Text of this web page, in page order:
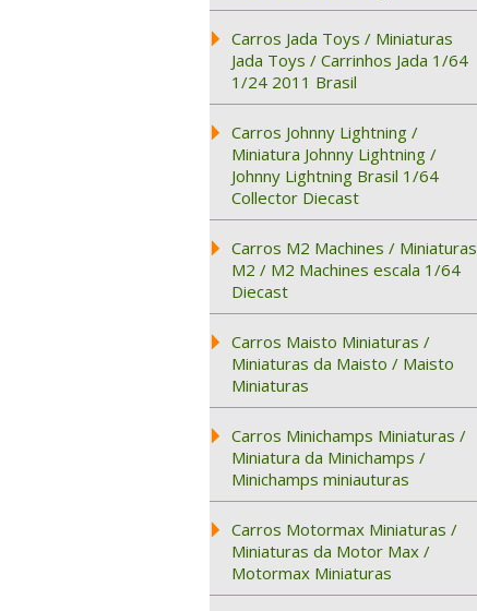
Carros Jada Toys / Miniaturas
Jada Toys / Carrinhos Jada 1/64
1/24 2011 Brasil
Carros Johnny Lightning /
Miniatura Johnny Lightning /
Johnny Lightning Brasil 1/64
Collector Diecast
Carros M2 Machines / Miniaturas
M2 / M2 Machines escala 1/64
Diecast
Carros Maisto Miniaturas /
Miniaturas da Maisto / Maisto
Miniaturas
Carros Minichamps Miniaturas /
Miniatura da Minichamps /
Minichamps miniauturas
Carros Motormax Miniaturas /
Miniaturas da Motor Max /
Motormax Miniaturas